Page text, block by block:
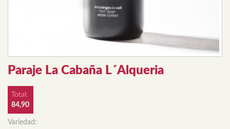
Paraje La Cabaña L´Alqueria
Total:
84,90
Variedad: